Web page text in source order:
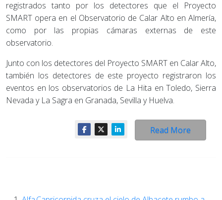
registrados tanto por los detectores que el Proyecto
SMART opera en el Observatorio de Calar Alto en Almería,
como por las propias cámaras externas de este
observatorio.
Junto con los detectores del Proyecto SMART en Calar Alto,
también los detectores de este proyecto registraron los
eventos en los observatorios de La Hita en Toledo, Sierra
Nevada y La Sagra en Granada, Sevilla y Huelva.
Read More